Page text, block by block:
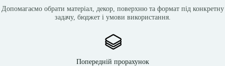
Допомагаємо обрати матеріал, декор, поверхню та формат під конкретну
задачу, бюджет і умови використання.
Попередній прорахунок